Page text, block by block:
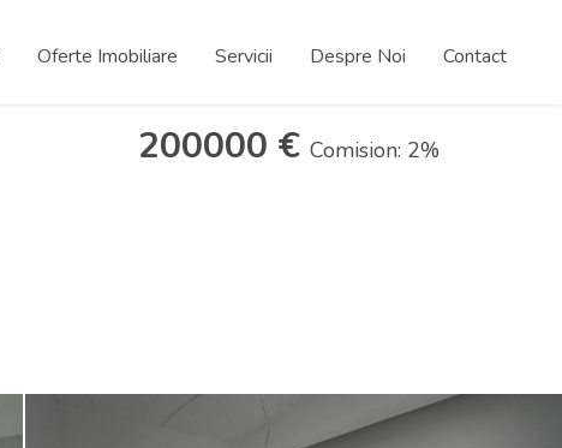
Oferte Imobiliare Servicii Despre Noi Contact
200000 € Comision: 2%